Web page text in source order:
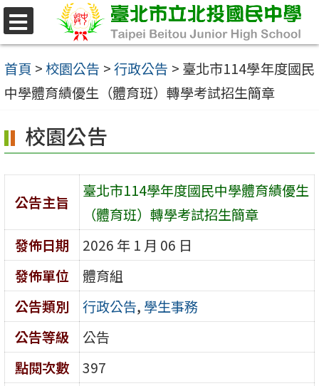
跳
至
主
要
容
區
首頁 >校園公告 >行政公告 > 臺北市114學年度國民
中學體育績優生（體育班）轉學考試招生簡章
校園公告
公告主旨
臺北市114學年度國民中學體育績優生
（體育班）轉學考試招生簡章
發佈日期
2026 年 1 月 06 日
發佈單位
體育組
公告類別
行政公告, 學生事務
公告等級
公告
點閱次數
397
選
單